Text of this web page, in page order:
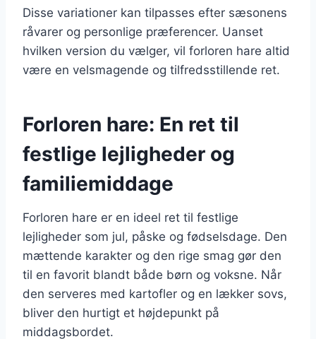
Disse variationer kan tilpasses efter sæsonens
råvarer og personlige præferencer. Uanset
hvilken version du vælger, vil forloren hare altid
være en velsmagende og tilfredsstillende ret.
Forloren hare: En ret til
festlige lejligheder og
familiemiddage
Forloren hare er en ideel ret til festlige
lejligheder som jul, påske og fødselsdage. Den
mættende karakter og den rige smag gør den
til en favorit blandt både børn og voksne. Når
den serveres med kartofler og en lækker sovs,
bliver den hurtigt et højdepunkt på
middagsbordet.